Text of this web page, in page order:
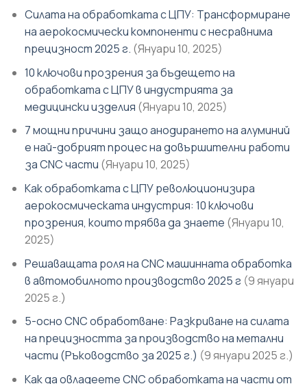
Силата на обработката с ЦПУ: Трансформиране
на аерокосмически компоненти с несравнима
прецизност 2025 г. (Януари 10, 2025)
10 ключови прозрения за бъдещето на
обработката с ЦПУ в индустрията за
медицински изделия (Януари 10, 2025)
7 мощни причини защо анодирането на алуминий
е най-добрият процес на довършителни работи
за CNC части (Януари 10, 2025)
Как обработката с ЦПУ революционизира
аерокосмическата индустрия: 10 ключови
прозрения, които трябва да знаете (Януари 10,
2025)
Решаващата роля на CNC машинната обработка
в автомобилното производство 2025 г (9 януари
2025 г.)
5-осно CNC обработване: Разкриване на силата
на прецизността за производство на метални
части (Ръководство за 2025 г.) (9 януари 2025 г.)
Как да овладеете CNC обработката на части от